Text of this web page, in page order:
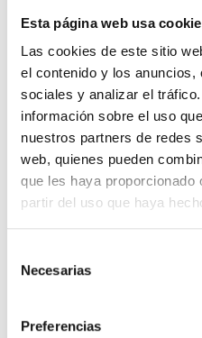
Esta página web usa
Las cookies de este sitio
el contenido y los anuncios,
sociales y analizar el
información sobre el uso
nuestros partners de redes
web, quienes pueden
que les haya proporcionado
partir del uso que haya
Necesarias
Preferencias
Temperatura
Temperatura
-40…70 °C
.
tropicalización
2 acorde a IEC 60068-1
.
humedad relativa
95 % en 55 °C
Conforme Declaración
Sí